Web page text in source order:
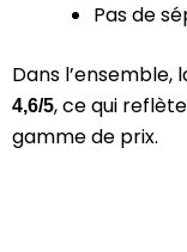
Pas de
Dans l’ensemble,
4,6/5, ce qui
gamme de prix.